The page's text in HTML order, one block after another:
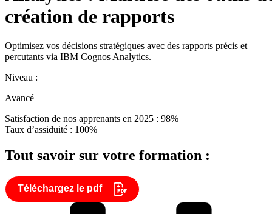
création de rapports
Optimisez vos décisions stratégiques avec des rapports précis et
percutants via IBM Cognos Analytics.
Niveau :
Avancé
Satisfaction de nos apprenants en 2025 : 98%
Taux d’assiduité : 100%
Tout savoir sur votre formation :
Téléchargez le pdf